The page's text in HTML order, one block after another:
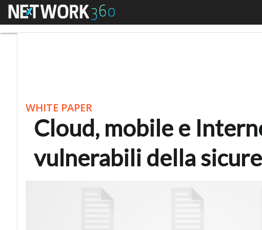
Menu
WHITE PAPER
Cloud, mobile e
vulnerabili della